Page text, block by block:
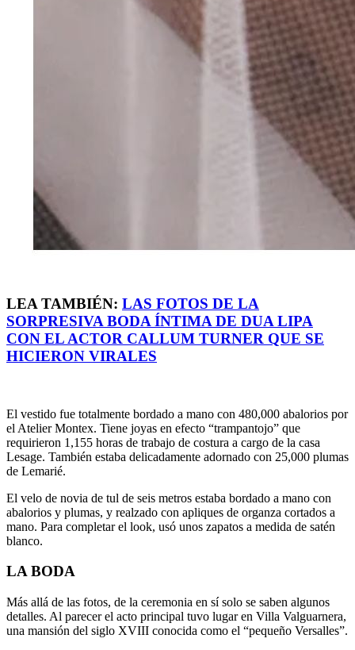
LEA TAMBIÉN: LAS FOTOS DE LA
SORPRESIVA BODA ÍNTIMA DE DUA LIPA
CON EL ACTOR CALLUM TURNER QUE SE
HICIERON VIRALES
El vestido fue totalmente bordado a mano con 480,000 abalorios por
el Atelier Montex. Tiene joyas en efecto “trampantojo” que
requirieron 1,155 horas de trabajo de costura a cargo de la casa
Lesage. También estaba delicadamente adornado con 25,000 plumas
de Lemarié.
El velo de novia de tul de seis metros estaba bordado a mano con
abalorios y plumas, y realzado con apliques de organza cortados a
mano. Para completar el look, usó unos zapatos a medida de satén
blanco.
LA BODA
Más allá de las fotos, de la ceremonia en sí solo se saben algunos
detalles. Al parecer el acto principal tuvo lugar en Villa Valguarnera,
una mansión del siglo XVIII conocida como el “pequeño Versalles”.